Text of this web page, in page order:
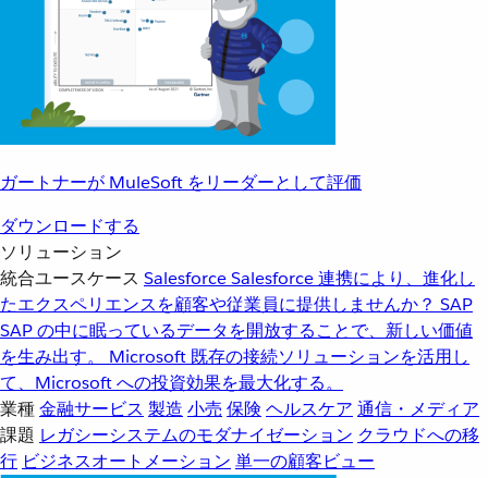
ガートナーが MuleSoft をリーダーとして評価
ダウンロードする
ソリューション
統合ユースケース SalesforceSalesforce 連携により、進化し
たエクスペリエンスを顧客や従業員に提供しませんか？ SAP
SAP の中に眠っているデータを開放することで、新しい価値
を生み出す。
Microsoft 既存の接続ソリューションを活用し
て、Microsoft への投資効果を最大化する。
業種金融サービス 製造 小売 保険 ヘルスケア 通信・メディア
課題 レガシーシステムのモダナイゼーション クラウドへの移
行 ビジネスオートメーション 単一の顧客ビュー